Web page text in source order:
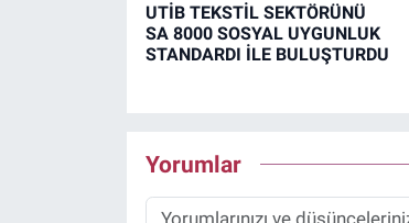
UTİB TEKSTİL SEKTÖRÜNÜ
SA 8000 SOSYAL UYGUNLUK
STANDARDI İLE BULUŞTURDU
Yorumlar